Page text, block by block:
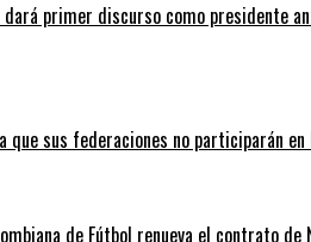
dará primer discurso como presidente
que sus federaciones no participarán
de Fútbol renueva el contrato